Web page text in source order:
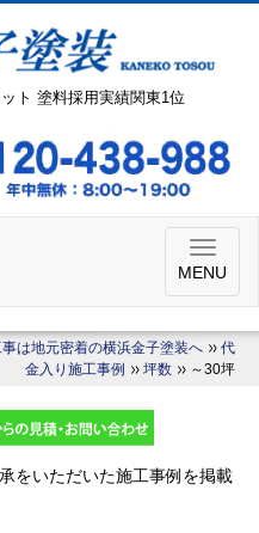
ト 塗料採用実績関東1位
MENU
は地元密着の横浜金子塗装へ
代
金入り施工事例
坪数 ～30坪
をいただいた施工事例を掲載